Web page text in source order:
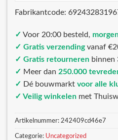
Fabrikantcode:
✓ Voor 20:00 besteld,
✓ Gratis verzendingvanaf
✓ Gratis retourneren binnen
✓ Meer dan 250.000
✓ Dé bouwmarkt voor alle
✓ Veilig winkelen met
Artikelnummer: 242409cd46e7
Categorie: Uncategorized